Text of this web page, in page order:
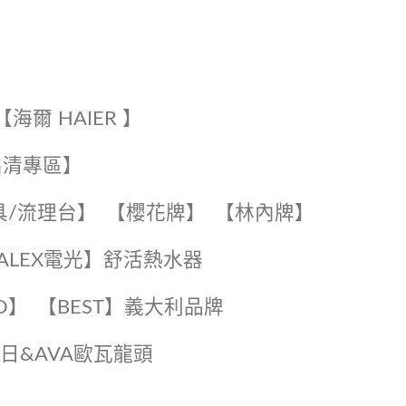
爾 HAIER 】
專區】
/流理台】 【櫻花牌】 【林內牌】
ALEX電光】舒活熱水器️️
️【BEST】️義大利品牌
&AVA歐瓦龍頭